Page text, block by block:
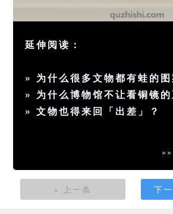
延伸阅读：
» 为什么很多文物都有蛙的图
» 为什么博物馆不让看铜镜的
»文物也得来回「出差」？
« 上一条 下